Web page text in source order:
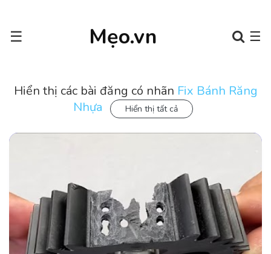
Mẹo.vn
☰ ☰
Hiển thị các bài đăng có nhãn Fix Bánh Răng
Nhựa
Hiển thị tất cả